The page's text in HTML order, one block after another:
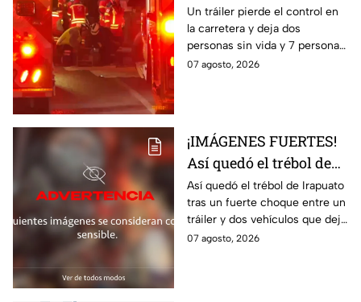
fall3cidas y 7
lesion4dos en
accid3nte carretero en
Irapuato; esto se sabe
Un tráiler pierde el control en
la carretera y deja dos
personas sin vida y 7 personas
más lesionadas.
07 agosto, 2026
¡IMÁGENES FUERTES!
Así quedó el trébol de
Irapuato tras aparatoso
choque; hay mu3rtos y
lesionados
Así quedó el trébol de Irapuato
tras un fuerte choque entre un
tráiler y dos vehículos que dejó
dos muertos y siete personas
07 agosto, 2026